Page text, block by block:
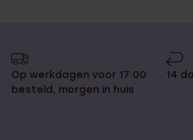
Op werkdagen voor 17:00
besteld, morgen in huis
14